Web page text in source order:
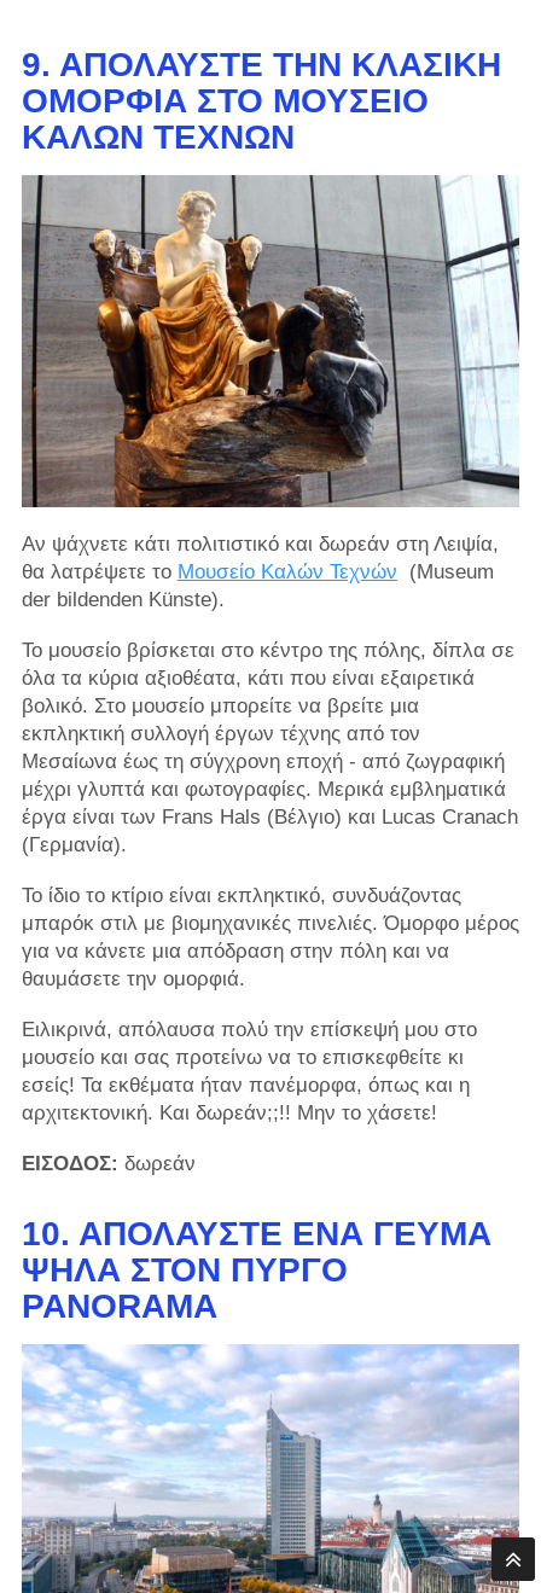
9. ΑΠΟΛΑΎΣΤΕ ΤΗΝ ΚΛΑΣΙΚΉ
ΟΜΟΡΦΙΆ ΣΤΟ ΜΟΥΣΕΊΟ
ΚΑΛΏΝ ΤΕΧΝΏΝ
Αν ψάχνετε κάτι πολιτιστικό και δωρεάν στη Λειψία,
θα λατρέψετε το Μουσείο Καλών Τεχνών (Museum
der bildenden Künste).
Το μουσείο βρίσκεται στο κέντρο της πόλης, δίπλα σε
όλα τα κύρια αξιοθέατα, κάτι που είναι εξαιρετικά
βολικό. Στο μουσείο μπορείτε να βρείτε μια
εκπληκτική συλλογή έργων τέχνης από τον
Μεσαίωνα έως τη σύγχρονη εποχή - από ζωγραφική
μέχρι γλυπτά και φωτογραφίες. Μερικά εμβληματικά
έργα είναι των Frans Hals (Βέλγιο) και Lucas Cranach
(Γερμανία).
Το ίδιο το κτίριο είναι εκπληκτικό, συνδυάζοντας
μπαρόκ στιλ με βιομηχανικές πινελιές. Όμορφο μέρος
για να κάνετε μια απόδραση στην πόλη και να
θαυμάσετε την ομορφιά.
Ειλικρινά, απόλαυσα πολύ την επίσκεψή μου στο
μουσείο και σας προτείνω να το επισκεφθείτε κι
εσείς! Τα εκθέματα ήταν πανέμορφα, όπως και η
αρχιτεκτονική. Και δωρεάν;;!! Μην το χάσετε!
ΕΙΣΟΔΟΣ: δωρεάν
10. ΑΠΟΛΑΎΣΤΕ ΈΝΑ ΓΕΎΜΑ
ΨΗΛΆ ΣΤΟΝ ΠΎΡΓΟ
PANORAMA